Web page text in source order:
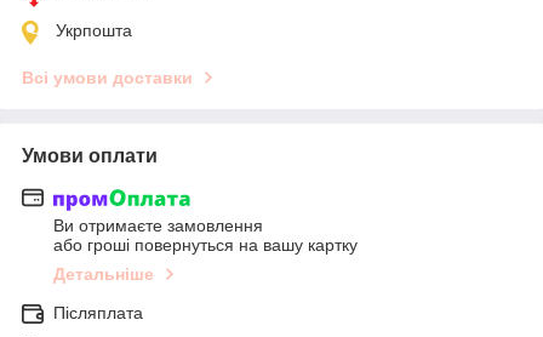
Укрпошта
Всі умови доставки
Умови оплати
Ви отримаєте замовлення
або гроші повернуться на вашу картку
Детальніше
Післяплата